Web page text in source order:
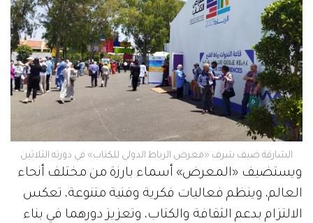
الشارقة ضيف شرف «معرض الرباط الدولي للكتاب» في دورته الثلاثين
ويستضيف «المعرض» أسماء بارزة من مختلف أنحاء
العالم، وينظم فعاليات فكرية وفنية متنوعة، تعكس
الالتزام بدعم الثقافة والكتاب، وتعزيز دورهما في بناء